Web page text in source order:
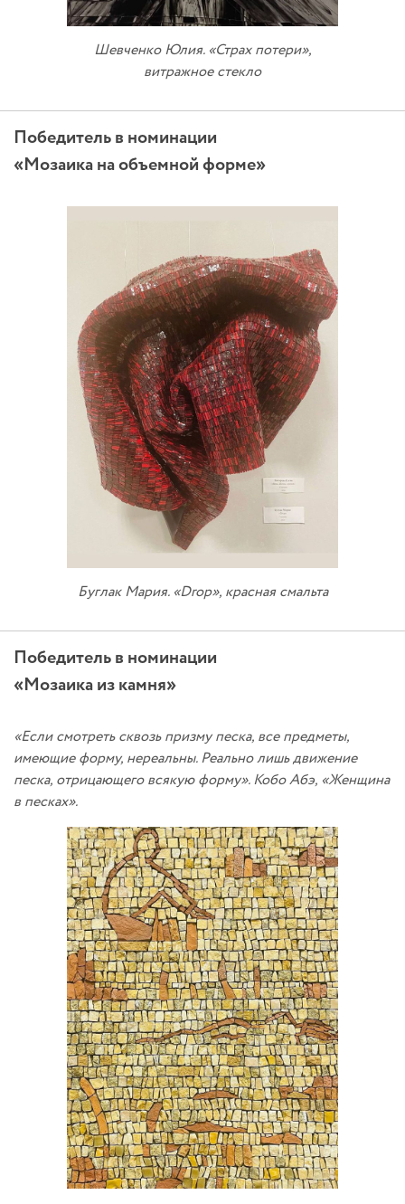
Шевченко Юлия. «Страх потери»,
витражное стекло
Победитель в номинации
«Мозаика на объемной форме»
Буглак Мария. «Drop», красная смальта
Победитель в номинации
«Мозаика из камня»
«Если смотреть сквозь призму песка, все предметы,
имеющие форму, нереальны. Реально лишь движение
песка, отрицающего всякую форму». Кобо Абэ, «Женщина
в песках».